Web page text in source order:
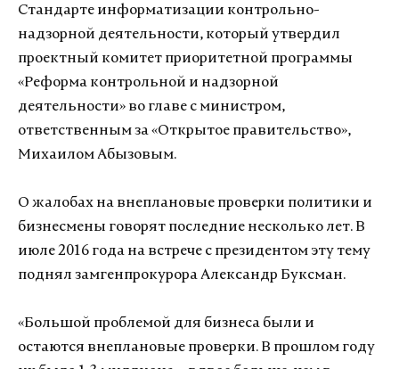
Стандарте информатизации контрольно-
надзорной деятельности, который утвердил
проектный комитет приоритетной программы
«Реформа контрольной и надзорной
деятельности» во главе с министром,
ответственным за «Открытое правительство»,
Михаилом Абызовым.
О жалобах на внеплановые проверки политики и
бизнесмены говорят последние несколько лет. В
июле 2016 года на встрече с президентом эту тему
поднял замгенпрокурора Александр Буксман.
«Большой проблемой для бизнеса были и
остаются внеплановые проверки. В прошлом году